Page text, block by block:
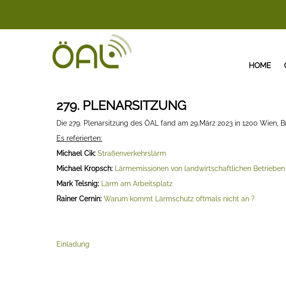
HOME
279. PLENARSITZUNG
Die 279. Plenarsitzung des ÖAL fand am 29.März 2023 in 1200
Es referierten:
Michael Cik: Straßenverkehrslärm
Michael Kropsch:
Lärmemissionen von landwirtschaftlichen Betrieben
Mark Telsnig:
Lärm am Arbeitsplatz
Rainer Cernin: Warum kommt Lärmschutz oftmals nicht an ?
Einladung